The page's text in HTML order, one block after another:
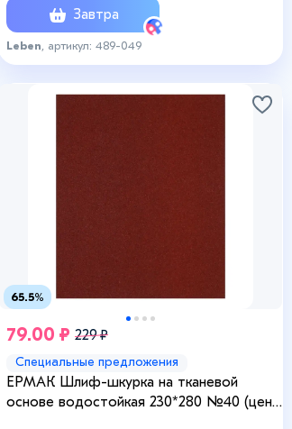
Завтра
Leben , артикул: 489-049
65.5%
79.00 ₽ 229 ₽
Специальные предложения
ЕРМАК Шлиф-шкурка на тканевой
основе водостойкая 230*280 №40 (цена